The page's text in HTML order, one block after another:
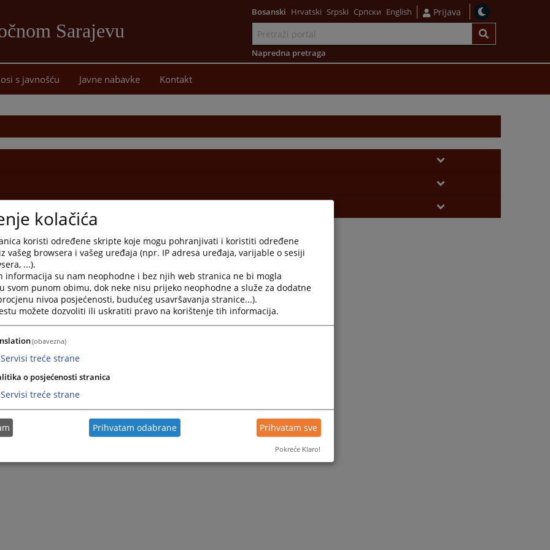
Sarajevu
sadržaj
Bosanski Hrvatski Srpski Српски English Prijava
Napredna pretraga
s javnošću Javne nabavke Kontakt
kolačića
koristi određene skripte koje mogu pohranjivati i koristiti određene
vašeg browsera i vašeg uređaja (npr. IP adresa uređaja, varijable o sesiji
...).
informacija su nam neophodne i bez njih web stranica ne bi mogla
svom punom obimu, dok neke nisu prijeko neophodne a služe za dodatne
nivoa posjećenosti, budućeg usavršavanja stranice...).
možete dozvoliti ili uskratiti pravo na korištenje tih informacija.
(obavezna)
Servisi treće strane
o posjećenosti stranica
Servisi treće strane
Prihvatam odabrane Prihvatam sve
Pokreće Klaro!